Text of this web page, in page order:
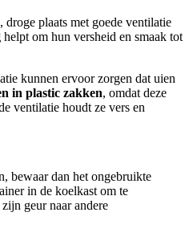
plaats met goede ventilatie
helpt om hun versheid en smaak tot
kunnen ervoor zorgen dat uien
in plastic zakken, omdat deze
ventilatie houdt ze vers en
bewaar dan het ongebruikte
in de koelkast om te
geur naar andere